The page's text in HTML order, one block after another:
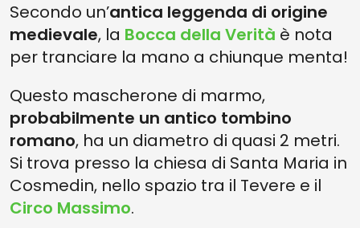
Secondo un’antica leggenda di origine
medievale, la Bocca della Verità è nota
per tranciare la mano a chiunque menta!
Questo mascherone di marmo,
probabilmente un antico tombino
romano, ha un diametro di quasi 2 metri.
Si trova presso la chiesa di Santa Maria in
Cosmedin, nello spazio tra il Tevere e il
Circo Massimo.